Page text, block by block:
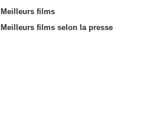
Meilleurs films
Meilleurs films selon la presse